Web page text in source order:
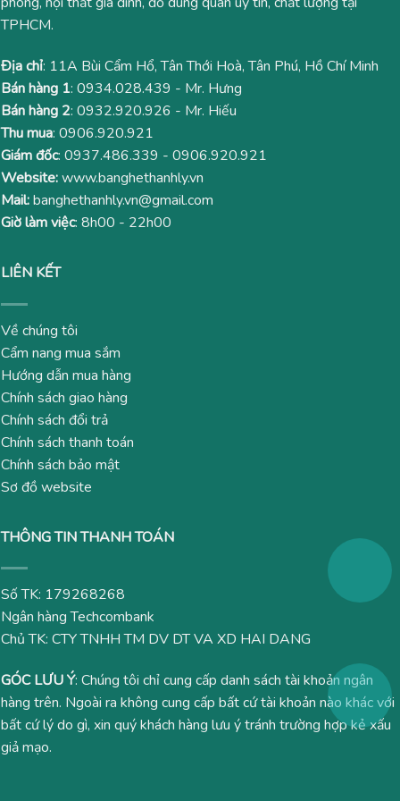
TPHCM.
Địa chỉ: 11A Bùi Cẩm Hổ, Tân Thới Hoà, Tân Phú, Hồ Chí Minh
Bán hàng 1: 0934.028.439 - Mr. Hưng
Bán hàng 2: 0932.920.926 - Mr. Hiếu
Thu mua: 0906.920.921
Giám đốc: 0937.486.339 - 0906.920.921
Website:www.banghethanhly.vn
Mail:banghethanhly.vn@gmail.com
Giờ làm việc: 8h00 - 22h00
LIÊN KẾT
Về chúng tôi
Cẩm nang mua sắm
Hướng dẫn mua hàng
Chính sách giao hàng
Chính sách đổi trả
Chính sách thanh toán
Chính sách bảo mật
Sơ đồ website
THÔNG TIN THANH TOÁN
Số TK: 179268268
Ngân hàng Techcombank
Chủ TK: CTY TNHH TM DV DT VA XD HAI DANG
GÓC LƯU Ý: Chúng tôi chỉ cung cấp danh sách tài khoản ngân
hàng trên. Ngoài ra không cung cấp bất cứ tài khoản nào khác với
bất cứ lý do gì, xin quý khách hàng lưu ý tránh trường hợp kẻ xấu
giả mạo.